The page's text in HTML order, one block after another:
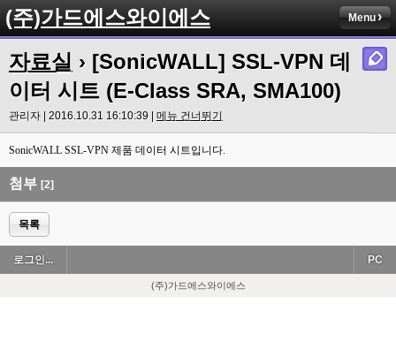
(주)가드에스와이에스 Menu
자료실 › [SonicWALL] SSL-VPN 데
이터 시트 (E-Class SRA, SMA100)
관리자 | 2016.10.31 16:10:39 | 메뉴 건너뛰기
SonicWALL SSL-VPN 제품 데이터 시트입니다.
첨부 [2]
목록
로그인... PC
(주)가드에스와이에스